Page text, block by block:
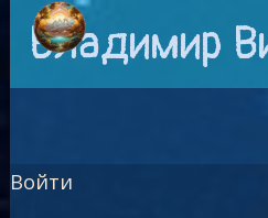
Владимир
Войти